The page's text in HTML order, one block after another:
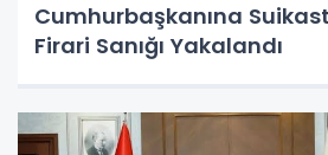
Cumhurbaşkanına
Firari Sanığı Yakalandı